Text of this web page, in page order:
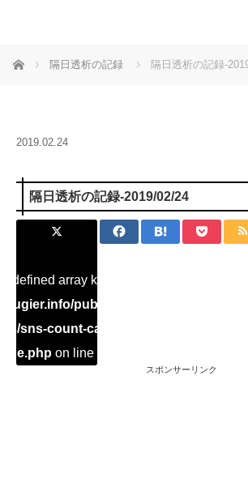
ホーム 隔日透析の記録 隔日透析の記録-
2019.02.24
隔日透析の記録-2019/02/24
array key "Twitter" in
public_html/dialysis/wp-
sns-count-cache/sns-count-
on line
スポンサーリンク